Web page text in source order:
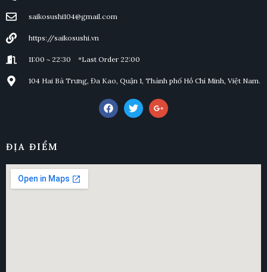
saikosushi104@gmail.com
https://saikosushi.vn
11:00 ~ 22:30 *Last Order 22:00
104 Hai Bà Trưng, Đa Kao, Quận 1, Thành phố Hồ Chí Minh, Việt Nam.
ĐỊA ĐIỂM